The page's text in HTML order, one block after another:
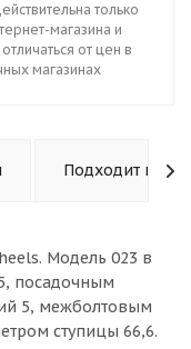
только
магазина и
от цен в
магазинах
Подходит к
Модель 023 в
посадочным
5, межболтовым
ступицы 66,6.